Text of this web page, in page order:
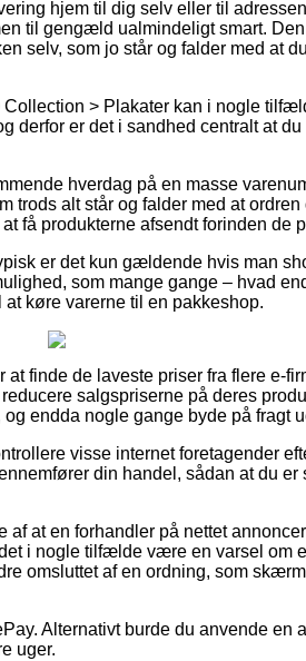
hjem til dig selv eller til
til gengæld ualmindeligt smart.
selv, som jo står og falder med at
Collection > Plakater kan i nogle
derfor er det i sandhed centralt at
hverdag på en masse
trods alt står og falder med at
få produkterne afsendt forinden de
er det kun gældende hvis man
som mange gange – hvad
køre varerne til en pakkeshop.
finde de laveste priser fra flere e-
salgspriserne på deres
endda nogle gange byde på fragt
visse internet foretagender
din handel, sådan at du
at en forhandler på nettet
i nogle tilfælde være en varsel om
omsluttet af en ordning, som
Alternativt burde du anvende en
uger.